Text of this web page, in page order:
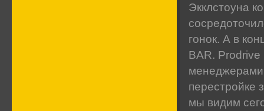
Экклстоуна
гонок. А в
BAR.
перестройке
мы видим